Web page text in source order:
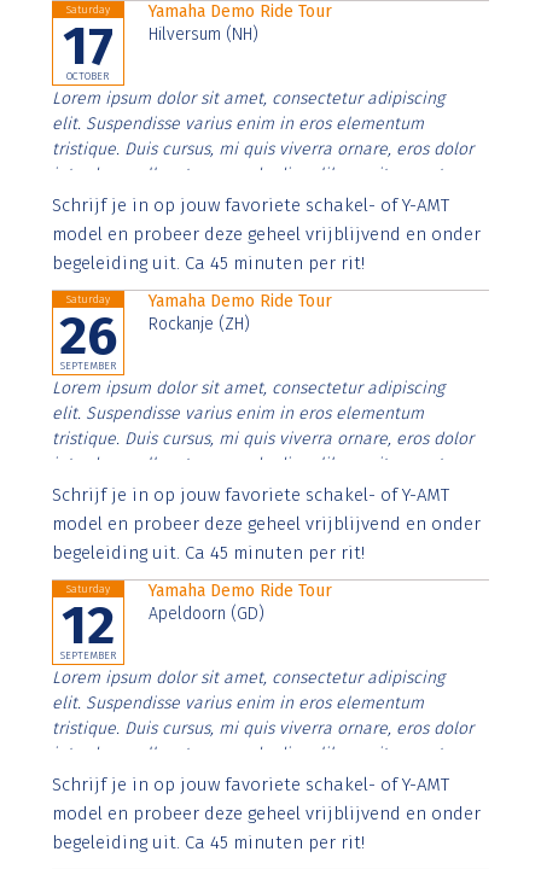
Saturday
17
OCTOBER
Yamaha Demo Ride Tour
Hilversum (NH)
Lorem ipsum dolor sit amet, consectetur adipiscing
elit. Suspendisse varius enim in eros elementum
tristique. Duis cursus, mi quis viverra ornare, eros dolor
interdum nulla, ut commodo diam libero vitae erat.
Aenean faucibus nibh et justo cursus id rutrum lorem
imperdiet. Nunc ut sem vitae risus tristique posuere.
Schrijf je in op jouw favoriete schakel- of Y-AMT
model en probeer deze geheel vrijblijvend en onder
begeleiding uit. Ca 45 minuten per rit!
Saturday
26
SEPTEMBER
Yamaha Demo Ride Tour
Rockanje (ZH)
Lorem ipsum dolor sit amet, consectetur adipiscing
elit. Suspendisse varius enim in eros elementum
tristique. Duis cursus, mi quis viverra ornare, eros dolor
interdum nulla, ut commodo diam libero vitae erat.
Aenean faucibus nibh et justo cursus id rutrum lorem
imperdiet. Nunc ut sem vitae risus tristique posuere.
Schrijf je in op jouw favoriete schakel- of Y-AMT
model en probeer deze geheel vrijblijvend en onder
begeleiding uit. Ca 45 minuten per rit!
Saturday
12
SEPTEMBER
Yamaha Demo Ride Tour
Apeldoorn (GD)
Lorem ipsum dolor sit amet, consectetur adipiscing
elit. Suspendisse varius enim in eros elementum
tristique. Duis cursus, mi quis viverra ornare, eros dolor
interdum nulla, ut commodo diam libero vitae erat.
Aenean faucibus nibh et justo cursus id rutrum lorem
imperdiet. Nunc ut sem vitae risus tristique posuere.
Schrijf je in op jouw favoriete schakel- of Y-AMT
model en probeer deze geheel vrijblijvend en onder
begeleiding uit. Ca 45 minuten per rit!